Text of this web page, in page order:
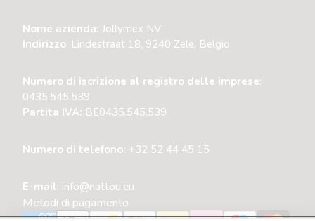
Nome azienda: Jollymex NV
Indirizzo: Lindestraat 18, 9240 Zele, Belgio
Numero di iscrizione al registro delle imprese:
0435.545.539
Partita IVA: BE0435.545.539
Numero di telefono: +32 52 44 45 15
E-mail: info@nattou.eu
Metodi di pagamento